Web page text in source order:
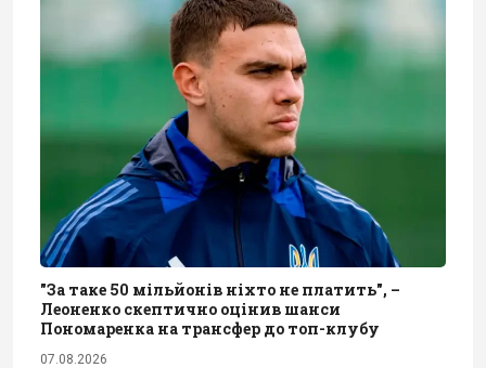
"За таке 50 мільйонів ніхто не платить", –
Леоненко скептично оцінив шанси
Пономаренка на трансфер до топ-клубу
07.08.2026